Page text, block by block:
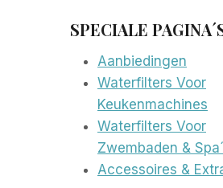
SPECIALE
Aanbiedingen
Waterfilters Voor
Keukenmachines
Waterfilters Voor
Zwembaden &
Accessoires &